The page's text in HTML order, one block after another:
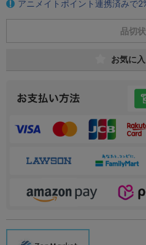
アニメイトポイント連携済みで
品切
お気に